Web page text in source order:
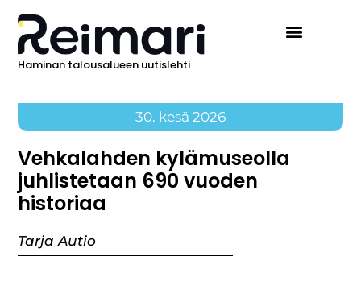
Haminan talousalueen uutislehti
30. kesä 2026
Vehkalahden kylämuseolla
juhlistetaan 690 vuoden
historiaa
Tarja Autio